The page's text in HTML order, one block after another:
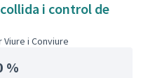
i control de
Viure i Conviure
%